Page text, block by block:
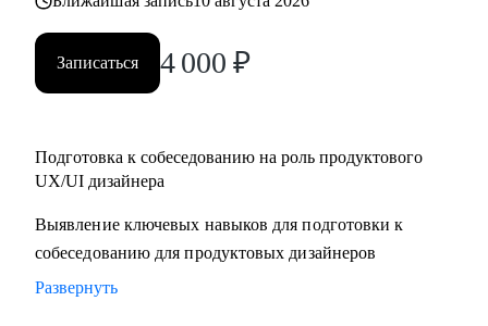
Записаться 4 000 ₽
Подготовка к собеседованию на роль продуктового
UX/UI дизайнера
Выявление ключевых навыков для подготовки к
собеседованию для продуктовых дизайнеров
Развернуть